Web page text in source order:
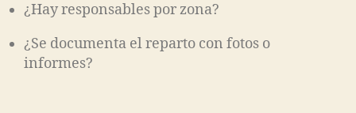
¿Hay responsables por zona?
¿Se documenta el reparto con fotos o
informes?